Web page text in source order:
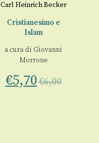
Carl Heinrich Becker
Cristianesimo e
Islam
a cura di Giovanni
Morrone
€5,70€6,00